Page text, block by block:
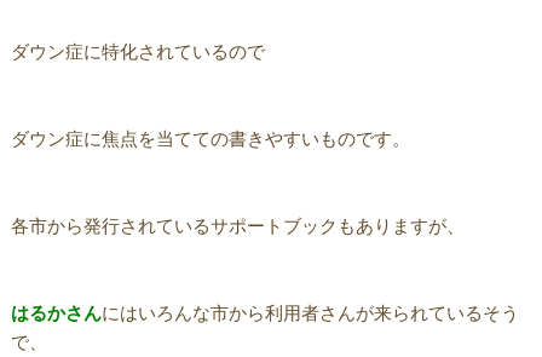
ダウン症に特化されているので
ダウン症に焦点を当てての書きやすいものです。
各市から発行されているサポートブックもありますが、
はるかさんにはいろんな市から利用者さんが来られているそう
で、